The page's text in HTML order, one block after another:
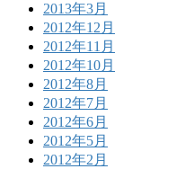
2013年3月
2012年12月
2012年11月
2012年10月
2012年8月
2012年7月
2012年6月
2012年5月
2012年2月